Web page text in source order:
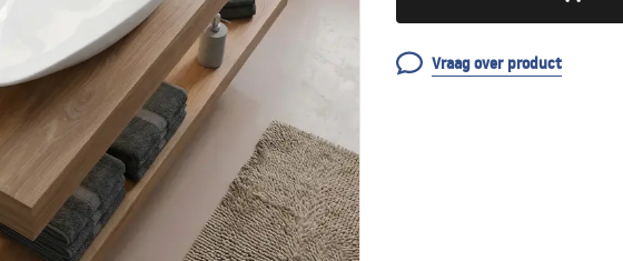
Vraag over product